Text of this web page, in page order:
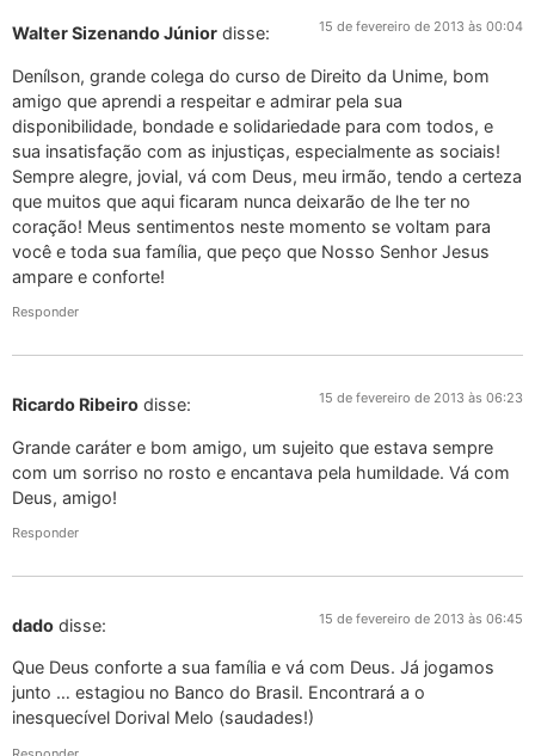
Walter Sizenando Júnior disse: 15 de fevereiro de 2013 às 00:04
Denílson, grande colega do curso de Direito da Unime, bom
amigo que aprendi a respeitar e admirar pela sua
disponibilidade, bondade e solidariedade para com todos, e
sua insatisfação com as injustiças, especialmente as sociais!
Sempre alegre, jovial, vá com Deus, meu irmão, tendo a certeza
que muitos que aqui ficaram nunca deixarão de lhe ter no
coração! Meus sentimentos neste momento se voltam para
você e toda sua família, que peço que Nosso Senhor Jesus
ampare e conforte!
Responder
Ricardo Ribeiro disse: 15 de fevereiro de 2013 às 06:23
Grande caráter e bom amigo, um sujeito que estava sempre
com um sorriso no rosto e encantava pela humildade. Vá com
Deus, amigo!
Responder
dado disse: 15 de fevereiro de 2013 às 06:45
Que Deus conforte a sua família e vá com Deus. Já jogamos
junto … estagiou no Banco do Brasil. Encontrará a o
inesquecível Dorival Melo (saudades!)